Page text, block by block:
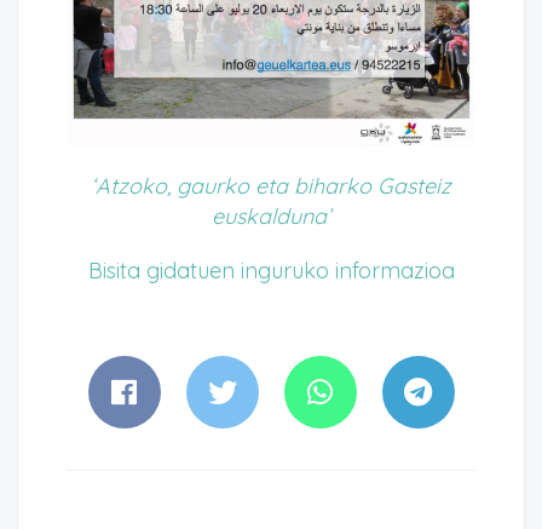
‘Atzoko, gaurko eta biharko Gasteiz
euskalduna’
Bisita gidatuen inguruko informazioa